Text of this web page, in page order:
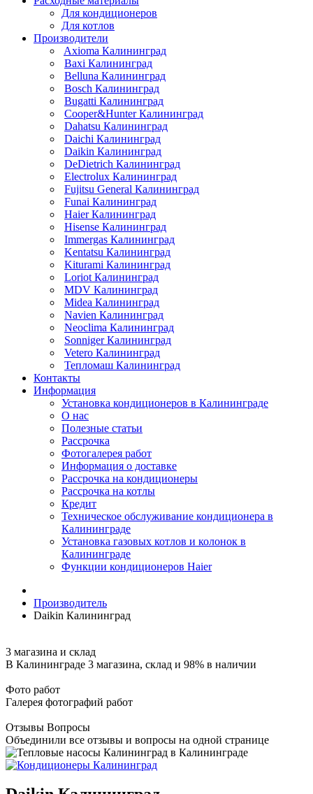
Для кондиционеров
Для котлов
Производители
Axioma Калининград
Baxi Калининград
Belluna Калининград
Bosch Калининград
Bugatti Калининград
Cooper&Hunter Калининград
Dahatsu Калининград
Daichi Калининград
Daikin Калининград
DeDietrich Калининград
Electrolux Калининград
Fujitsu General Калининград
Funai Калининград
Haier Калининград
Hisense Калининград
Immergas Калининград
Kentatsu Калининград
Kiturami Калининград
Loriot Калининград
MDV Калининград
Midea Калининград
Navien Калининград
Neoclima Калининград
Sonniger Калининград
Vetero Калининград
Тепломаш Калининград
Контакты
Информация
Установка кондиционеров в Калининграде
О нас
Полезные статьи
Рассрочка
Фотогалерея работ
Информация о доставке
Рассрочка на кондиционеры
Рассрочка на котлы
Кредит
Техническое обслуживание кондиционера в
Калининграде
Установка газовых котлов и колонок в
Калининграде
Функции кондиционеров Haier
Производитель
Daikin Калининград
3 магазина и склад
В Калининграде 3 магазина, склад и 98% в наличии
Фото работ
Галерея фотографий работ
Отзывы Вопросы
Объединили все отзывы и вопросы на одной странице